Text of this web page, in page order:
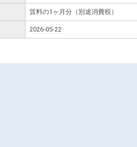
賃料の1ヶ月分（別途消費税）
2026-05-22